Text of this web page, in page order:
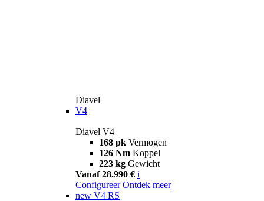
Diavel
V4
Diavel V4
168 pk Vermogen
126 Nm Koppel
223 kg Gewicht
Vanaf 28.990 € i
Configureer Ontdek meer
new V4 RS